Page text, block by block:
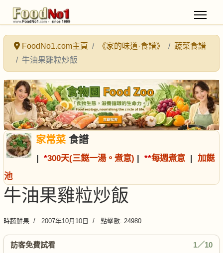
FoodNo1.com主頁 《家的味道·食譜》
蔬菜食譜
牛油果雞粒炒飯
家常菜食譜
| *300天(三餸一湯。煮意) | **每週煮意 | 加餸
池
牛油果雞粒炒飯
時蔬鮮果 2007年10月10日 點擊數: 24980
訪客免費試看 1／10